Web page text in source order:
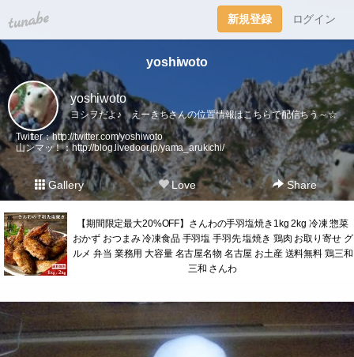
tuna.be 新規登録 ログイン
yoshiwoto
yoshiwoto
ヨシヲだよ♪ えーきちさんの位置情報はこちらで配信ちう～☆
Twitter：http://twitter.com/yoshiwoto
山ンマッ！：http://blog.livedoor.jp/yama_arukichi/
Gallery Love Share
【期間限定最大20%OFF】さんわの手羽塩焼き1kg 2kg 冷凍 惣菜
おかず おつまみ 冷凍食品 手羽塩 手羽先 塩焼き 鶏肉 お取り寄せ グ
ルメ 弁当 業務用 大容量 名古屋名物 名古屋 お土産 送料無料 鶏三和
三和 さんわ